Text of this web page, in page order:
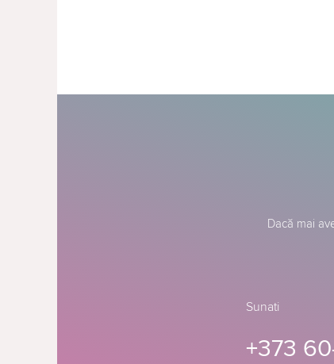
Dacă mai
Sunati
+373